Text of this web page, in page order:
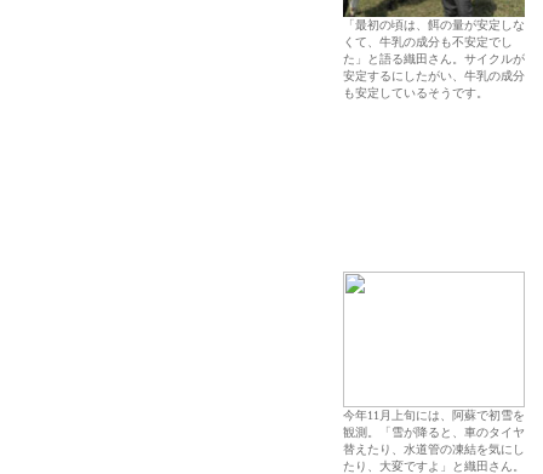
「最初の頃は、餌の量が安定しな
くて、牛乳の成分も不安定でし
た」と語る織田さん。サイクルが
安定するにしたがい、牛乳の成分
も安定しているそうです。
今年11月上旬には、阿蘇で初雪を
観測。「雪が降ると、車のタイヤ
替えたり、水道管の凍結を気にし
たり、大変ですよ」と織田さん。